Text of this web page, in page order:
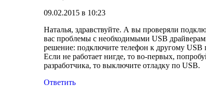
09.02.2015 в 10:23
Наталья, здравствуйте. А вы проверяли
вас проблемы с необходимыми USB
решение: подключите телефон к другому USB
Если не работает нигде, то во-первых,
разработчика, то выключите отладку по USB.
Ответить